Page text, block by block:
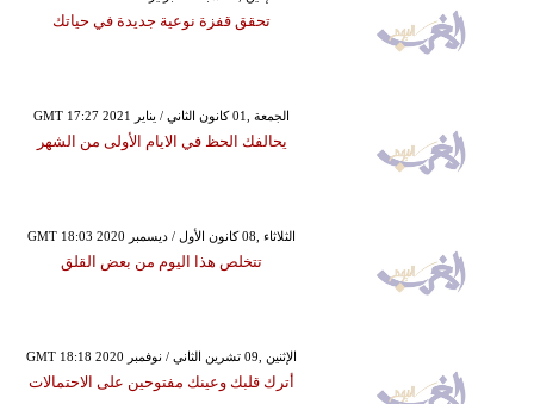
تحقق قفزة نوعية جديدة في حياتك
GMT 17:27 2021 الجمعة ,01 كانون الثاني / يناير
يحالفك الحظ في الايام الأولى من الشهر
GMT 18:03 2020 الثلاثاء ,08 كانون الأول / ديسمبر
تتخلص هذا اليوم من بعض القلق
GMT 18:18 2020 الإثنين ,09 تشرين الثاني / نوفمبر
أترك قلبك وعينك مفتوحين على الاحتمالات